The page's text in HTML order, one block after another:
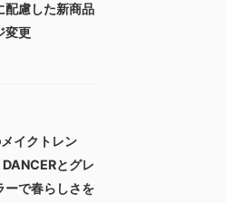
配慮した新商品
変更
イクトレン
DANCERとグレ
ーで春らしさを